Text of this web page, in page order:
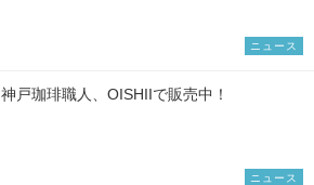
ニュース
神戸珈琲職人、OISHIIで販売中！
ニュース